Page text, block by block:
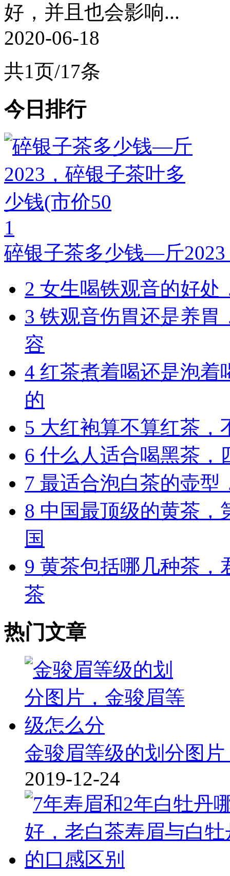
好，并且也会影响...
2020-06-18
共1页/17条
今日排行
1
碎银子茶多少钱—斤
2 女生喝铁观音的好处
3 铁观音伤胃还是养胃
容
4 红茶煮着喝还是泡着
的
5 大红袍算不算红茶，
6 什么人适合喝黑茶，
7 最适合泡白茶的壶型
8 中国最顶级的黄茶，
国
9 黄茶包括哪几种茶，
茶
热门文章
金骏眉等级的划分图
2019-12-24